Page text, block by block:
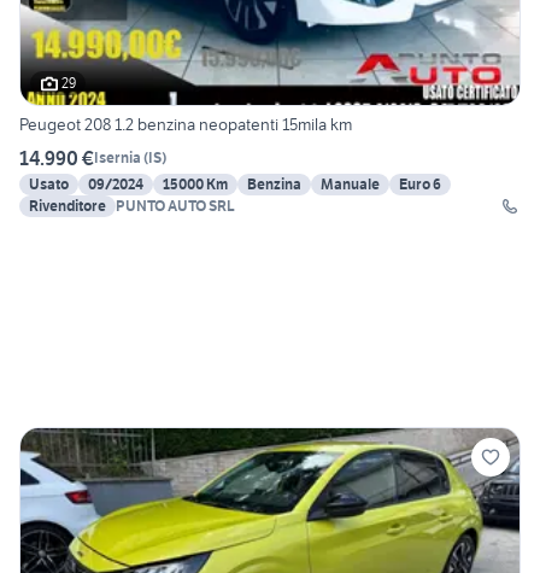
29
Peugeot 208 1.2 benzina neopatenti 15mila km
14.990 €Isernia (IS)
Usato
09/2024 15000 Km Benzina Manuale
Euro 6
Rivenditore PUNTO AUTO SRL